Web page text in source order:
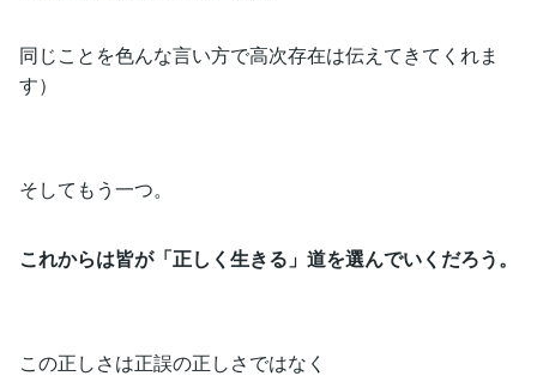
同じことを色んな言い方で高次存在は伝えてきてくれま
す）
そしてもう一つ。
これからは皆が「正しく生きる」道を選んでいくだろう。
この正しさは正誤の正しさではなく